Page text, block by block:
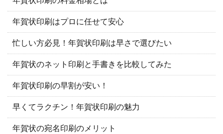
年賀状印刷はプロに任せて安心
忙しい方必見！年賀状印刷は早さで選びたい
年賀状のネット印刷と手書きを比較してみた
年賀状印刷の早割が安い！
早くてラクチン！年賀状印刷の魅力
年賀状の宛名印刷のメリット